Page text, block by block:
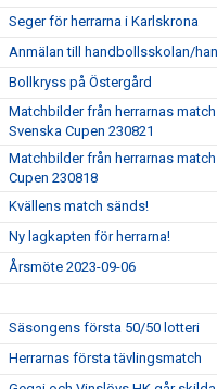
Seger för herrarna i Karlskrona
Anmälan till handbollsskolan/
Bollkryss på Östergård
Matchbilder från herrarnas
Svenska Cupen 230821
Matchbilder från herrarnas
Cupen 230818
Kvällens match sänds!
Ny lagkapten för herrarna!
Årsmöte 2023-09-06
Säsongens första 50/50 lotteri
Herrarnas första tävlingsmatch